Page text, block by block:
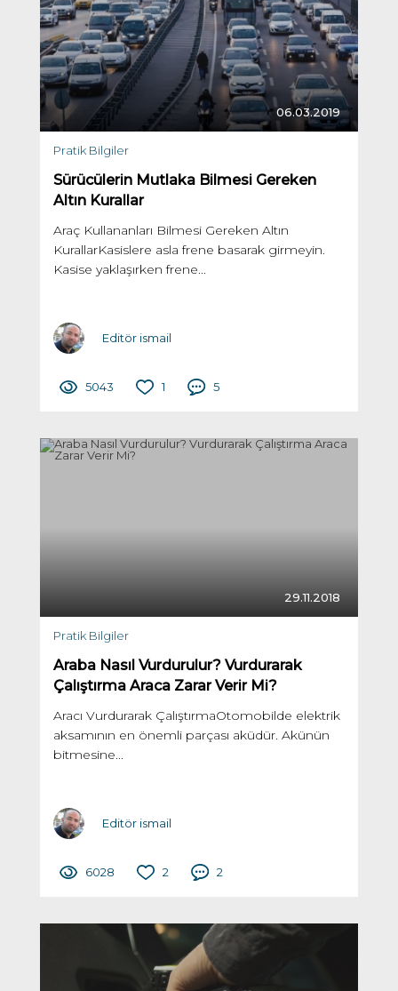
06.03.2019
Pratik Bilgiler
Sürücülerin Mutlaka Bilmesi Gereken
Altın Kurallar
Araç Kullananları Bilmesi Gereken Altın
KurallarKasislere asla frene basarak girmeyin.
Kasise yaklaşırken frene...
Editör ismail
5043 1 5
29.11.2018
Pratik Bilgiler
Araba Nasıl Vurdurulur? Vurdurarak
Çalıştırma Araca Zarar Verir Mi?
Aracı Vurdurarak ÇalıştırmaOtomobilde elektrik
aksamının en önemli parçası aküdür. Akünün
bitmesine...
Editör ismail
6028 2 2